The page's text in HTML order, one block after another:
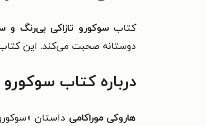
کتاب سوکورو تازاکی بی‌رنگ و
دوستانه صحبت می‌کند. این کتاب
درباره کتاب
هاروکی موراکامی داستان